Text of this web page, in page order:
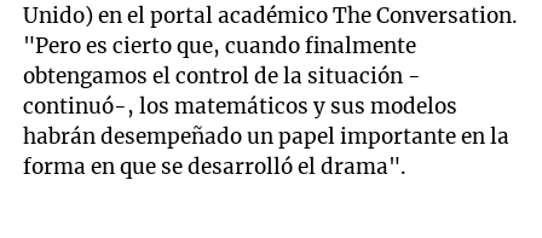
Unido) en el portal académico The Conversation.
"Pero es cierto que, cuando finalmente
obtengamos el control de la situación -
continuó-, los matemáticos y sus modelos
habrán desempeñado un papel importante en la
forma en que se desarrolló el drama".